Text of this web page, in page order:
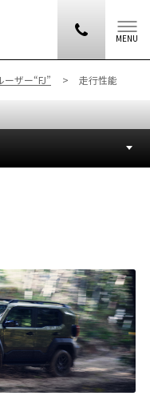
MENU
ーザー“FJ” 走行性能